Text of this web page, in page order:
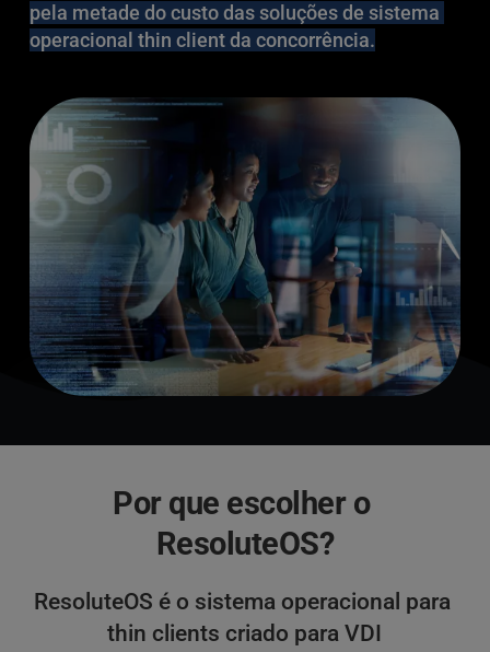
pela metade do custo das soluções de sistema
operacional thin client da concorrência.
Por que escolher o
ResoluteOS?
ResoluteOS é o sistema operacional para
thin clients criado para VDI